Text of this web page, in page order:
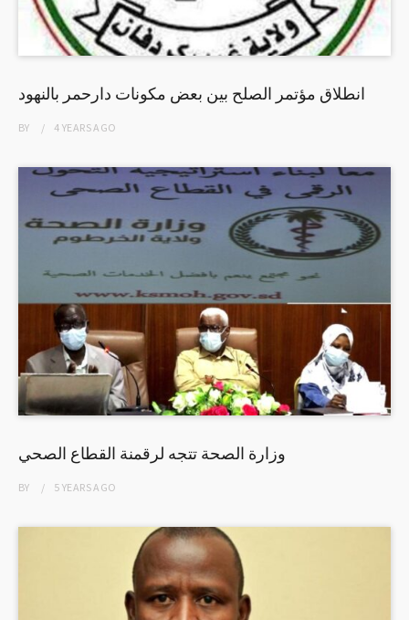
انطلاق مؤتمر الصلح بين بعض مكونات دارحمر بالنهود
BY 4 YEARSAGO
وزارة الصحة تتجه لرقمنة القطاع الصحي
BY 5 YEARSAGO